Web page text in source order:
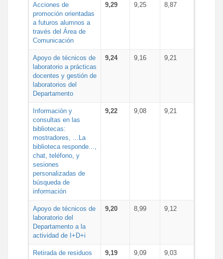
Acciones de
promoción orientadas
a futuros alumnos a
través del Área de
Comunicación
9,29 9,25 8,87
Apoyo de técnicos de
laboratorio a prácticas
docentes y gestión de
laboratorios del
Departamento
9,24 9,16 9,21
Información y
consultas en las
bibliotecas:
mostradores, ...La
biblioteca responde...,
chat, teléfono, y
sesiones
personalizadas de
búsqueda de
información
9,22 9,08 9,21
Apoyo de técnicos de
laboratorio del
Departamento a la
actividad de I+D+i
9,20 8,99 9,12
Retirada de residuos
9,19 9,09 9,03